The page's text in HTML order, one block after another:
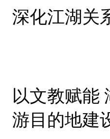
深化江湖关
以文教赋能
游目的地建